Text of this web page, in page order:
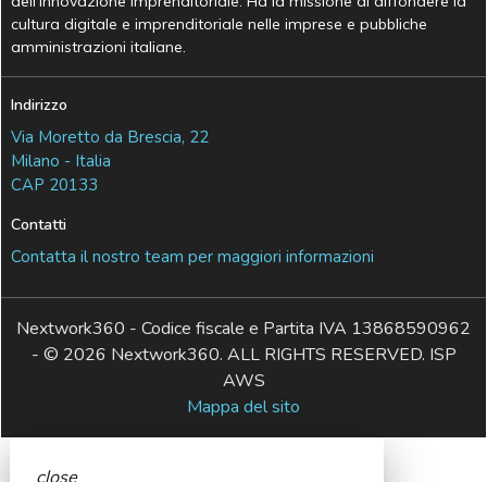
cultura digitale e imprenditoriale nelle imprese e pubbliche
amministrazioni italiane.
Indirizzo
Via Moretto da Brescia, 22
Milano - Italia
CAP 20133
Contatti
Contatta il nostro team per maggiori informazioni
Nextwork360 - Codice fiscale e Partita IVA 13868590962
- © 2026 Nextwork360. ALL RIGHTS RESERVED. ISP
AWS
Mappa del sito
close